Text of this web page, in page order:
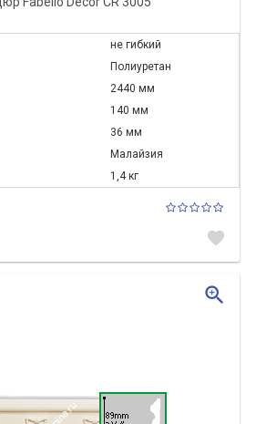
не гибкий
Полиуретан
2440 мм
140 мм
36 мм
Малайзия
1,4 кг
favorite
zoom_in